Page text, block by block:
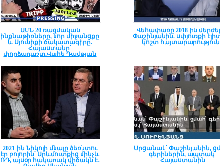
ԱՄՆ 20 ռազմական
ինքնաթիռները, նոր միջանցքը
և Սյունիքի ճակատագիրը.
Հայաստանը՝
փորձադաշտ.Վահե Դավթյան
Վեհափառը 2018-ին
Փաշինյանին. սփյուռքի
կոշտ
2021-ին Նիկոլի մնալը ձեռնտու
էր բոլորին՝ Արևմուտքից մինչև
ՌԴ, այսօր հակառակ վիճակն է․
Մրցանակ՝ Փաշինյանին,
գերիներին, ապտակ՝
Հայաստանին